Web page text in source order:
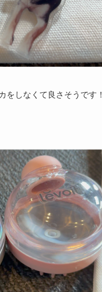
をしなくて良さそうです！